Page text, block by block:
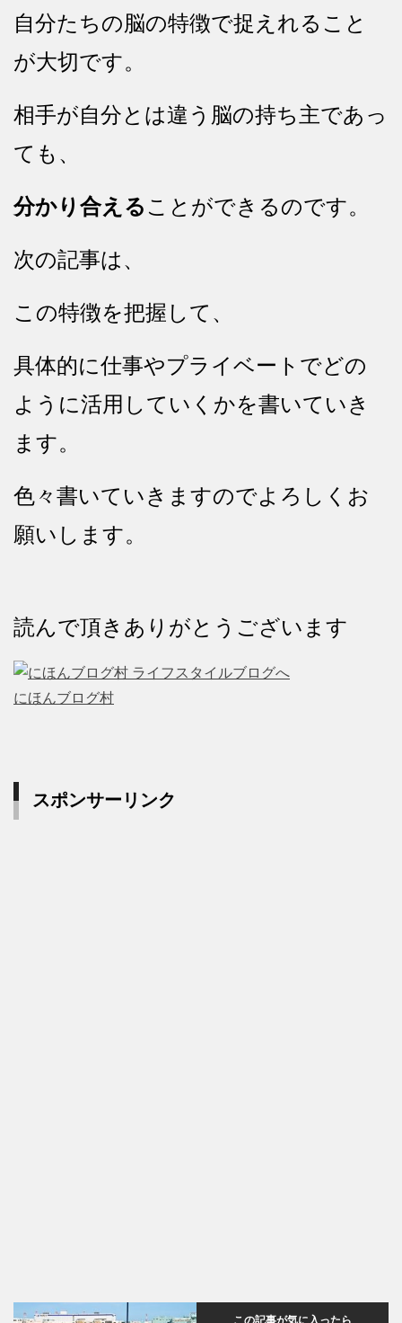
自分たちの脳の特徴で捉えれること
が大切です。
相手が自分とは違う脳の持ち主であっ
ても、
分かり合えることができるのです。
次の記事は、
この特徴を把握して、
具体的に仕事やプライベートでどの
ように活用していくかを書いていき
ます。
色々書いていきますのでよろしくお
願いします。
読んで頂きありがとうございます
にほんブログ村
スポンサーリンク
この記事が気に入ったら